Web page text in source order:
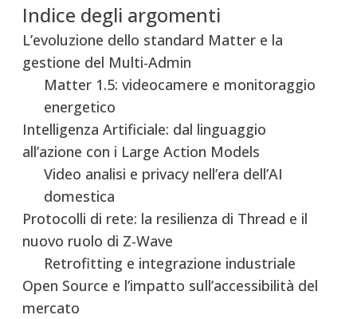
Indice degli argomenti
L’evoluzione dello standard Matter e la
gestione del Multi-Admin
Matter 1.5: videocamere e monitoraggio
energetico
Intelligenza Artificiale: dal linguaggio
all’azione con i Large Action Models
Video analisi e privacy nell’era dell’AI
domestica
Protocolli di rete: la resilienza di Thread e il
nuovo ruolo di Z-Wave
Retrofitting e integrazione industriale
Open Source e l’impatto sull’accessibilità del
mercato